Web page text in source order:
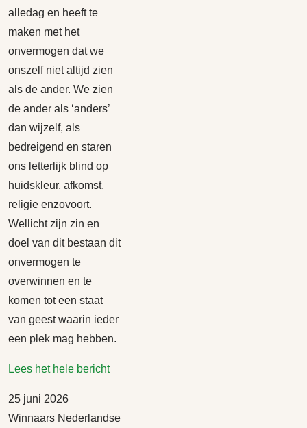
alledag en heeft te
maken met het
onvermogen dat we
onszelf niet altijd zien
als de ander. We zien
de ander als ‘anders’
dan wijzelf, als
bedreigend en staren
ons letterlijk blind op
huidskleur, afkomst,
religie enzovoort.
Wellicht zijn zin en
doel van dit bestaan dit
onvermogen te
overwinnen en te
komen tot een staat
van geest waarin ieder
een plek mag hebben.
Lees het hele bericht
25 juni 2026
Winnaars Nederlandse